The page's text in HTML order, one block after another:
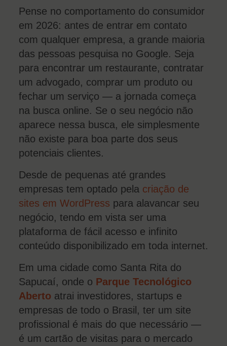
Pense no comportamento do consumidor
em 2026: antes de entrar em contato
com qualquer empresa, a grande maioria
das pessoas pesquisa no Google. Seja
para encontrar um restaurante, contratar
um advogado, comprar um produto ou
fechar um serviço — a jornada começa
na busca online. Se o seu negócio não
aparece nessa busca, ele simplesmente
não existe para boa parte dos seus
potenciais clientes.
Desde de pequenas até grandes
empresas tem optado pela criação de
sites em WordPress para alavancar seu
negócio, tendo em vista ser uma
plataforma de fácil acesso e infinito
conteúdo disponibilizado em toda internet.
Em uma cidade como Santa Rita do
Sapucaí, onde o Parque Tecnológico
Abertoatrai investidores, startups e
empresas de todo o Brasil, ter um site
profissional é mais do que necessário —
é um cartão de visitas para o mercado